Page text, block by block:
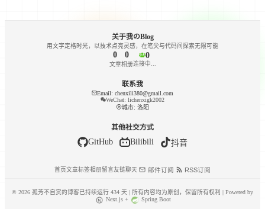
站长非常喜欢交朋友，所以欢迎大家大胆的来申请友链！
申请前请先在贵站友链专区添加本站链接哦（名称+网址），非常
网站需备案且能稳定访问，无恶意弹窗/违规内容，如果使用https证
希望贵站内容健康积极，定期更新原创内容，站长对版权比较重
麻烦朋友添加后请在本站留言板留言，站长看到会第一时间回复并
关于我のBlog
用文字定格时光，以技术点亮灵感，在笔尖与代码间探索无限可能
0
文章
0
相册
0
连接中...
联系我
Email: chenxili380@gmail.com
WeChat: lichenxigk2002
城市: 洛阳
其他社交方式
GitHub Bilibili 抖音
首页文章标签相册留言友链聊天 邮件订阅 RSS订阅
© 2026 孤芳不自赏的博客已持续运行 434 天 | 所有内容均为原创，保留所有权利 | Powered by
Next.js +
Spring Boot